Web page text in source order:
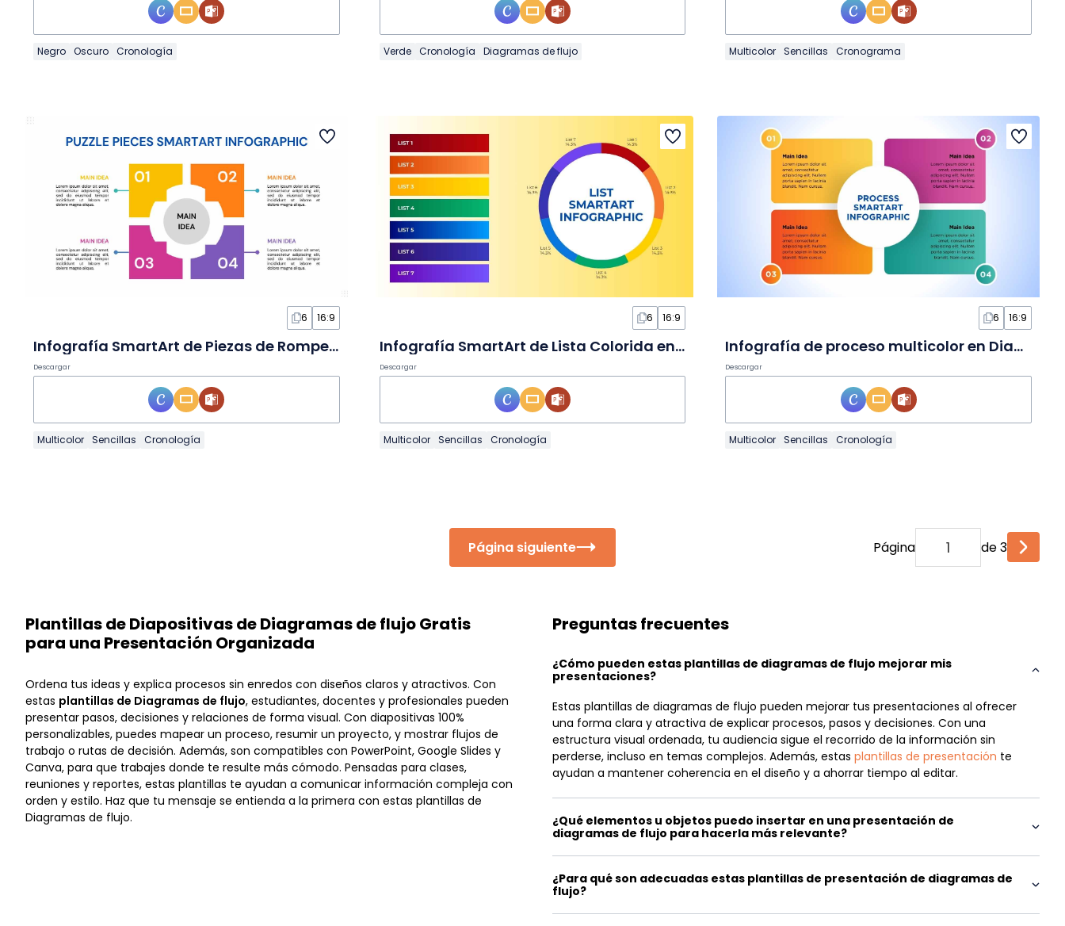
Negro Oscuro Cronología Verde Cronología Diagramas de flujo Multicolor Sencillas Cronograma
6 16:9
Infografía SmartArt de Piezas de Rompecabezas Simples
Descargar
Multicolor Sencillas Cronología
6 16:9
Infografía SmartArt de Lista Colorida en Diapositivas
Descargar
Multicolor Sencillas Cronología
6 16:9
Infografía de proceso multicolor en Diapositivas
Descargar
Multicolor Sencillas Cronología
Página siguiente Página de 3
Plantillas de Diapositivas de Diagramas de flujo Gratis
para una Presentación Organizada
Ordena tus ideas y explica procesos sin enredos con diseños claros y atractivos. Con
estas plantillas de Diagramas de flujo, estudiantes, docentes y profesionales pueden
presentar pasos, decisiones y relaciones de forma visual. Con diapositivas 100%
personalizables, puedes mapear un proceso, resumir un proyecto, y mostrar flujos de
trabajo o rutas de decisión. Además, son compatibles con PowerPoint, Google Slides y
Canva, para que trabajes donde te resulte más cómodo. Pensadas para clases,
reuniones y reportes, estas plantillas te ayudan a comunicar información compleja con
orden y estilo. Haz que tu mensaje se entienda a la primera con estas plantillas de
Diagramas de flujo.
Preguntas frecuentes
¿Cómo pueden estas plantillas de diagramas de flujo mejorar mis
presentaciones?
Estas plantillas de diagramas de flujo pueden mejorar tus presentaciones al ofrecer
una forma clara y atractiva de explicar procesos, pasos y decisiones. Con una
estructura visual ordenada, tu audiencia sigue el recorrido de la información sin
perderse, incluso en temas complejos. Además, estas plantillas de presentación te
ayudan a mantener coherencia en el diseño y a ahorrar tiempo al editar.
¿Qué elementos u objetos puedo insertar en una presentación de
diagramas de flujo para hacerla más relevante?
¿Para qué son adecuadas estas plantillas de presentación de diagramas de
flujo?